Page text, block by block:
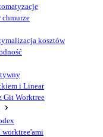
chmurze
kosztów
i Linear
Git Worktree
worktree'ami